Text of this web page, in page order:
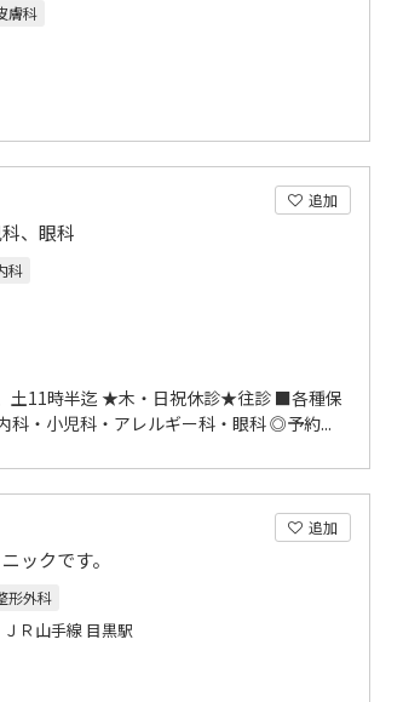
膚科
追加
、眼科
科
土11時半迄 ★木・日祝休診★往診 ■各種保
・小児科・アレルギー科・眼科 ◎予約...
追加
ックです。
形外科
Ｒ山手線 目黒駅